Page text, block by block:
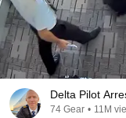
Delta Pilot
74 Gear • 11M